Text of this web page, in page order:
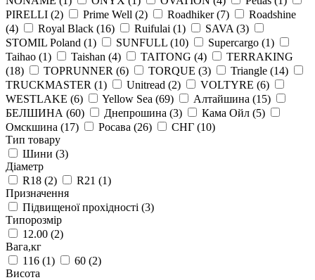
PIRELLI (2) Prime Well (2) Roadhiker(7)
Roadshine
(4)
Royal Black (16) Ruifulai (1) SAVA (3)
STOMIL Poland (1) SUNFULL (10) Supercargo (1)
Taihao (1) Taishan (4) TAITONG (4)
TERRAKING
(18)
TOPRUNNER (6) TORQUE (3) Triangle (14)
TRUCKMASTER (1) Unitread (2) VOLTYRE (6)
WESTLAKE (6) Yellow Sea (69) Алтайшина (15)
БЕЛШИНА (60) Днепрошина (3) Кама Ойл (5)
Омскшина (17) Росава (26) СНГ (10)
Тип товару
Шини (3)
Діаметр
R18 (2) R21 (1)
Призначення
Підвищеної прохідності (3)
Типорозмір
12.00 (2)
Вага,кг
116 (1) 60 (2)
Висота